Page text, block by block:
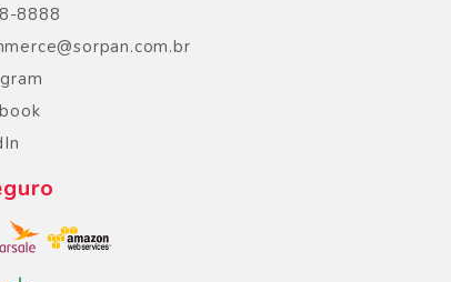
8888